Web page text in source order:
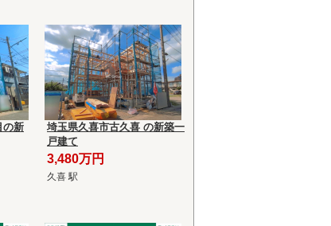
の新
埼玉県久喜市古久喜 の新築一
戸建て
3,480万円
久喜 駅